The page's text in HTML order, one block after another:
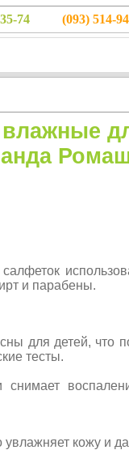
74 (093) 514-
и парабены.
для детей, что
тесты.
снимает
кожу и